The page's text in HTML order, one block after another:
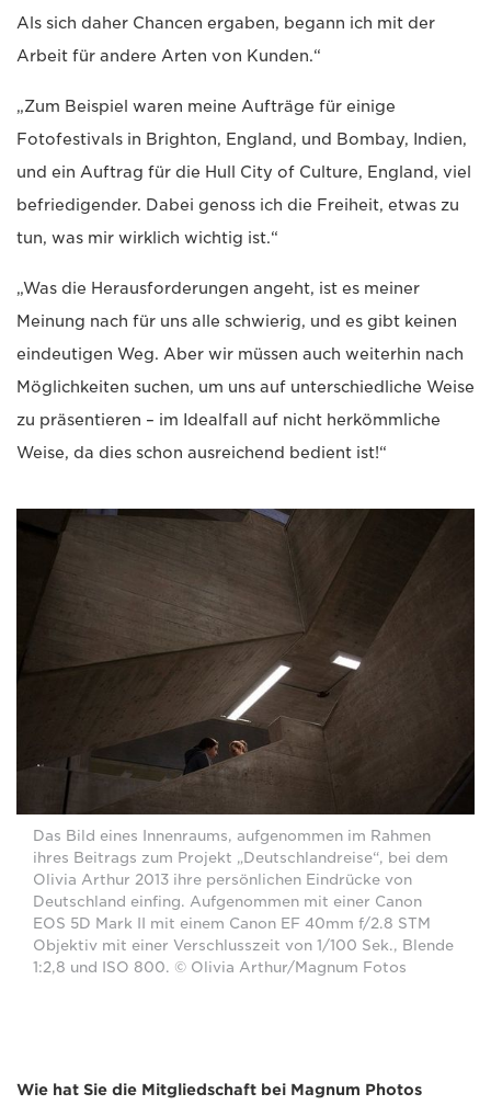
Als sich daher Chancen ergaben, begann ich mit der
Arbeit für andere Arten von Kunden.“
„Zum Beispiel waren meine Aufträge für einige
Fotofestivals in Brighton, England, und Bombay, Indien,
und ein Auftrag für die Hull City of Culture, England, viel
befriedigender. Dabei genoss ich die Freiheit, etwas zu
tun, was mir wirklich wichtig ist.“
„Was die Herausforderungen angeht, ist es meiner
Meinung nach für uns alle schwierig, und es gibt keinen
eindeutigen Weg. Aber wir müssen auch weiterhin nach
Möglichkeiten suchen, um uns auf unterschiedliche Weise
zu präsentieren – im Idealfall auf nicht herkömmliche
Weise, da dies schon ausreichend bedient ist!“
Das Bild eines Innenraums, aufgenommen im Rahmen
ihres Beitrags zum Projekt „Deutschlandreise“, bei dem
Olivia Arthur 2013 ihre persönlichen Eindrücke von
Deutschland einfing. Aufgenommen mit einer Canon
EOS 5D Mark II mit einem Canon EF 40mm f/2.8 STM
Objektiv mit einer Verschlusszeit von 1/100 Sek., Blende
1:2,8 und ISO 800. © Olivia Arthur/Magnum Fotos
Wie hat Sie die Mitgliedschaft bei Magnum Photos